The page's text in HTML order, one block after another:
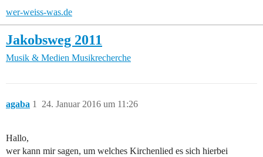
wer-weiss-was.de
Jakobsweg 2011
Musik & Medien Musikrecherche
agaba 24. Januar 2016 um 11:26
1
Hallo,
wer kann mir sagen, um welches Kirchenlied es sich hierbei